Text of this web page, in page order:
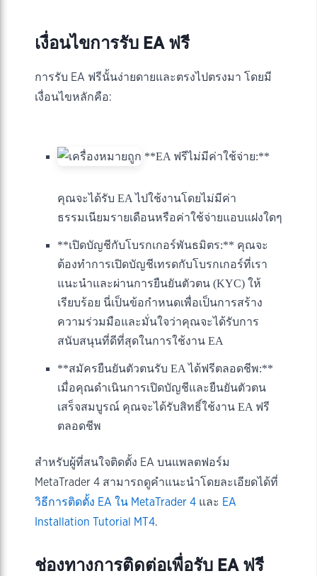
เงื่อนไขการรับ EA ฟรี
การรับ EA ฟรีนั้นง่ายดายและตรงไปตรงมา โดยมี
เงื่อนไขหลักคือ:
**EA ฟรีไม่มีค่าใช้จ่าย:**
คุณจะได้รับ EA ไปใช้งานโดยไม่มีค่า
ธรรมเนียมรายเดือนหรือค่าใช้จ่ายแอบแฝงใดๆ
**เปิดบัญชีกับโบรกเกอร์พันธมิตร:** คุณจะ
ต้องทำการเปิดบัญชีเทรดกับโบรกเกอร์ที่เรา
แนะนำและผ่านการยืนยันตัวตน (KYC) ให้
เรียบร้อย นี่เป็นข้อกำหนดเพื่อเป็นการสร้าง
ความร่วมมือและมั่นใจว่าคุณจะได้รับการ
สนับสนุนที่ดีที่สุดในการใช้งาน EA
**สมัครยืนยันตัวตนรับ EA ได้ฟรีตลอดชีพ:**
เมื่อคุณดำเนินการเปิดบัญชีและยืนยันตัวตน
เสร็จสมบูรณ์ คุณจะได้รับสิทธิ์ใช้งาน EA ฟรี
ตลอดชีพ
สำหรับผู้ที่สนใจติดตั้ง EA บนแพลตฟอร์ม
MetaTrader 4 สามารถดูคำแนะนำโดยละเอียดได้ที่
วิธีการติดตั้ง EA ใน MetaTrader 4 และ EA
Installation Tutorial MT4.
ช่องทางการติดต่อเพื่อรับ EA ฟรี